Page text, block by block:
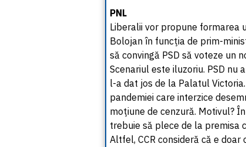
PNL
Liberalii vor propune formarea
Bolojan în funcţia de prim-
să convingă PSD să voteze un
Scenariul este iluzoriu. PSD nu
l-a dat jos de la Palatul
pandemiei care interzice
moţiune de cenzură. Motivul?
trebuie să plece de la premisa
Altfel, CCR consideră că e